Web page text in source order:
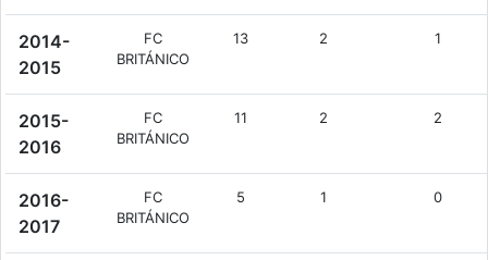
2014-
2015
FC
BRITÁNICO
13 2 1
2015-
2016
FC
BRITÁNICO
11 2 2
2016-
2017
FC
BRITÁNICO
5 1 0